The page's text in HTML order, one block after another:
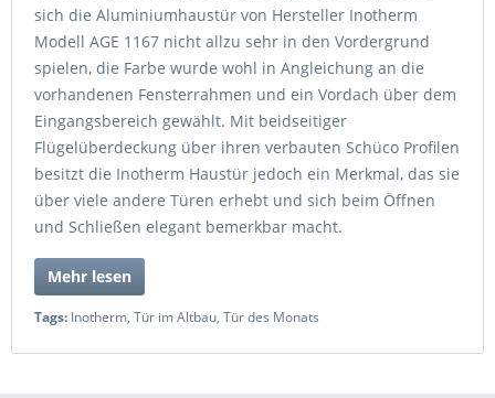
sich die Aluminiumhaustür von Hersteller Inotherm
Modell AGE 1167 nicht allzu sehr in den Vordergrund
spielen, die Farbe wurde wohl in Angleichung an die
vorhandenen Fensterrahmen und ein Vordach über dem
Eingangsbereich gewählt. Mit beidseitiger
Flügelüberdeckung über ihren verbauten Schüco Profilen
besitzt die Inotherm Haustür jedoch ein Merkmal, das sie
über viele andere Türen erhebt und sich beim Öffnen
und Schließen elegant bemerkbar macht.
Mehr lesen
Tags: Inotherm, Tür im Altbau, Tür des Monats